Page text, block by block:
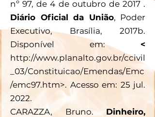
Diário Oficial da União, Poder
Executivo, Brasília, 2017b.
Disponível em:
http://www.planalto.gov.br/ccivil
_03/Constituicao/Emendas/Emc
/emc97.htm>. Acesso em: 25 jul.
2022.
CARAZZA, Bruno. Dinheiro,